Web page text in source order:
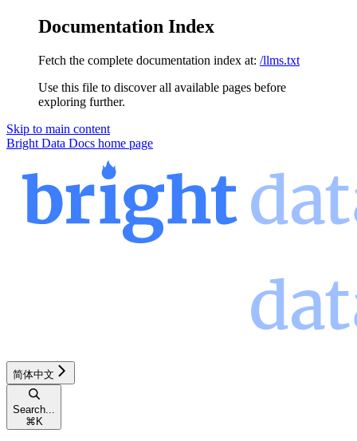
Documentation Index
Fetch the complete documentation index at: /llms.txt
Use this file to discover all available pages before
exploring further.
Skip to main content
Bright Data Docs home page
简体中文
Search...
⌘ K